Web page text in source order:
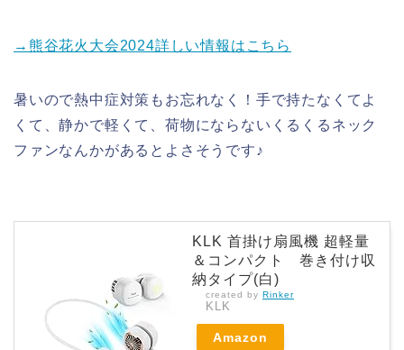
→熊谷花火大会2024詳しい情報はこちら
暑いので熱中症対策もお忘れなく！手で持たなくてよ
くて、静かで軽くて、荷物にならないくるくるネック
ファンなんかがあるとよさそうです♪
KLK 首掛け扇風機 超軽量
＆コンパクト 巻き付け収
納タイプ(白)
created by Rinker
KLK
Amazon